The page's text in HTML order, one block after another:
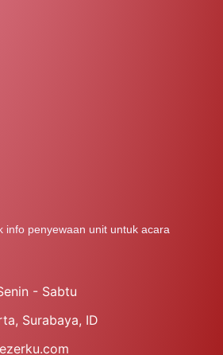
info penyewaan unit untuk acara
- Sabtu
Surabaya, ID